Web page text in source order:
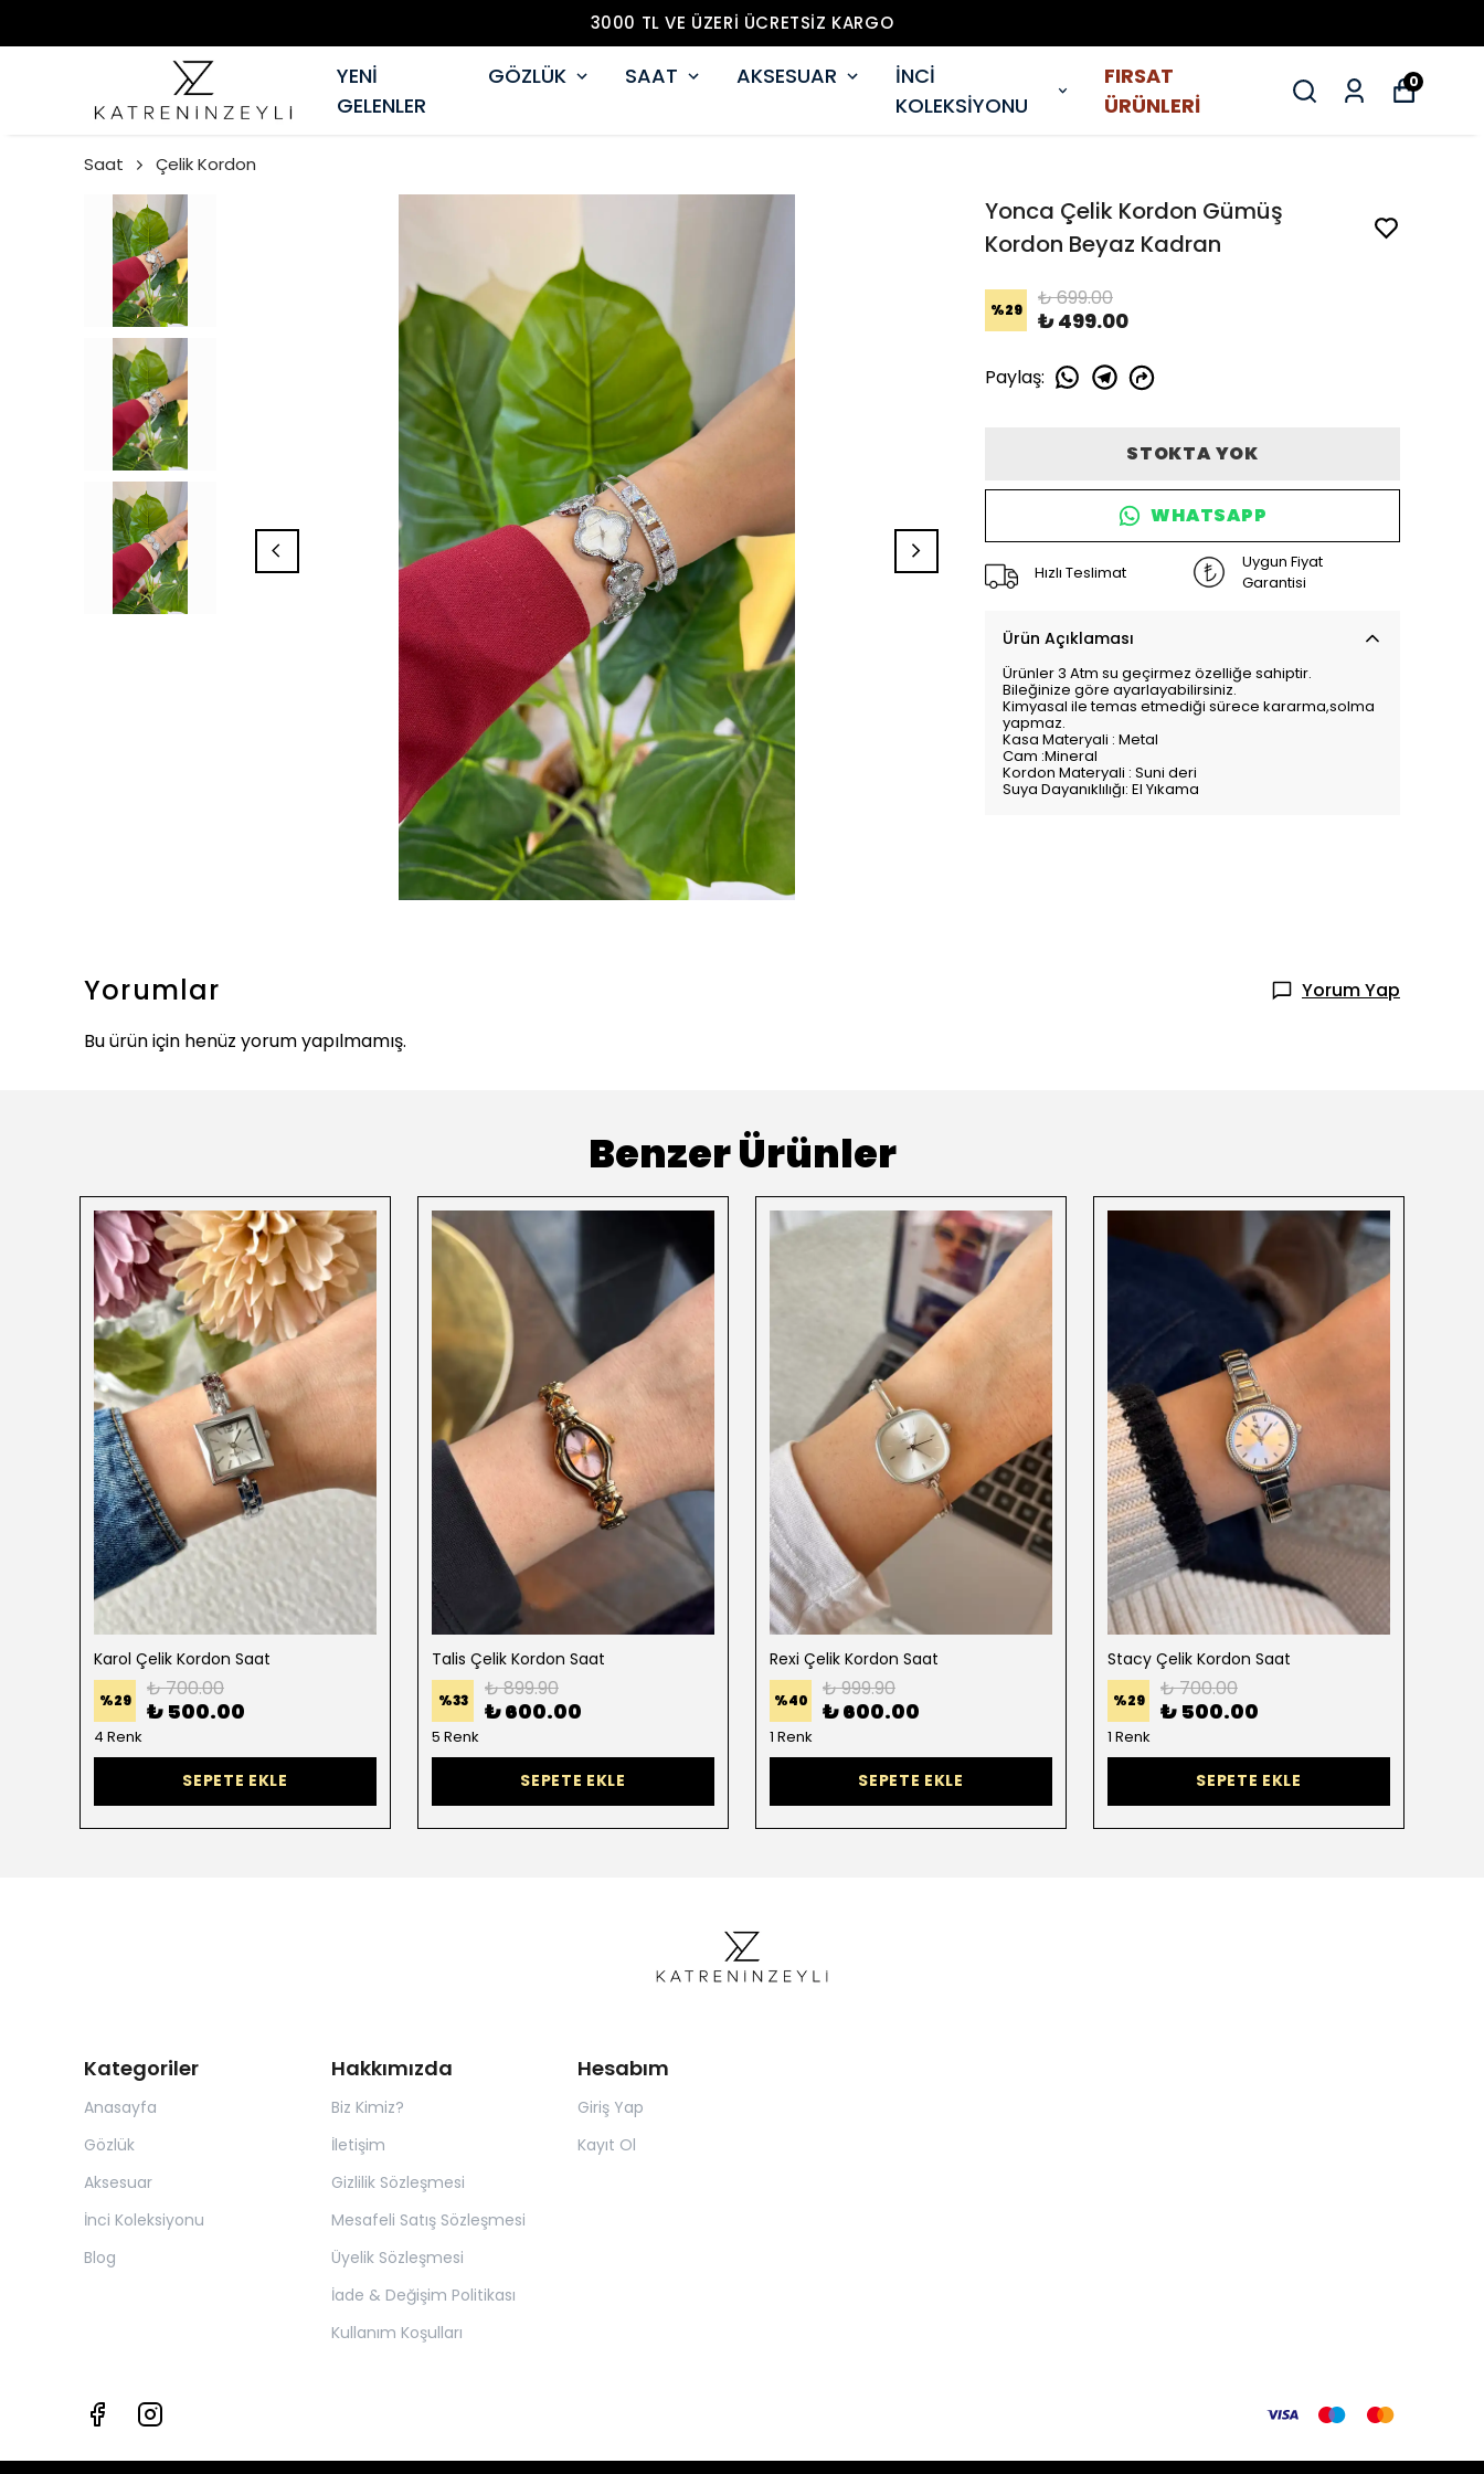
3000 TL VE ÜZERİ ÜCRETSİZ KARGO
YENİ
GELENLER
GÖZLÜK SAAT AKSESUAR
İNCİ
KOLEKSİYONU
FIRSAT
ÜRÜNLERİ
0
Saat Çelik Kordon
Yonca Çelik Kordon Gümüş
Kordon Beyaz Kadran
%29 ₺ 699.00
₺ 499.00
Paylaş:
STOKTA YOK
WHATSAPP
Hızlı Teslimat
Uygun Fiyat
Garantisi
Ürün Açıklaması
Ürünler 3 Atm su geçirmez özelliğe sahiptir.
Bileğinize göre ayarlayabilirsiniz.
Kimyasal ile temas etmediği sürece kararma,solma
yapmaz.
Kasa Materyali : Metal
Cam :Mineral
Kordon Materyali : Suni deri
Suya Dayanıklılığı: El Yıkama
Yorumlar
Yorum Yap
Bu ürün için henüz yorum yapılmamış.
Benzer Ürünler
Karol Çelik Kordon Saat
%29 ₺ 700.00
₺ 500.00
4 Renk
SEPETE EKLE
Talis Çelik Kordon Saat
%33 ₺ 899.90
₺ 600.00
5 Renk
SEPETE EKLE
Rexi Çelik Kordon Saat
%40 ₺ 999.90
₺ 600.00
1 Renk
SEPETE EKLE
Stacy Çelik Kordon Saat
%29 ₺ 700.00
₺ 500.00
1 Renk
SEPETE EKLE
Kategoriler
Anasayfa
Gözlük
Aksesuar
İnci Koleksiyonu
Blog
Hakkımızda
Biz Kimiz?
İletişim
Gizlilik Sözleşmesi
Mesafeli Satış Sözleşmesi
Üyelik Sözleşmesi
İade & Değişim Politikası
Kullanım Koşulları
Hesabım
Giriş Yap
Kayıt Ol